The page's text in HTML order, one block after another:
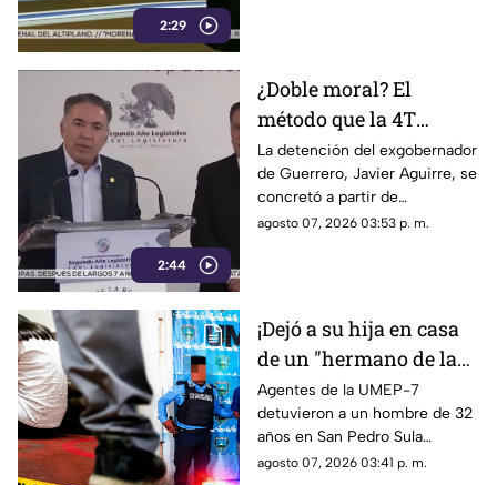
2:29
2:44
¿Doble moral? El
método que la 4T
desacredita para Rocha
Moya y Enrique
Inzunza fue el que
metió a la cárcel a
La detención del exgobernador
de Guerrero, Javier Aguirre, se
concretó a partir de
declaraciones de testigos
agosto 07, 2026 03:53 p. m.
¡Dejó a su hija en casa
de un "hermano de la
iglesia" para jugar con
otros niños y la niña
terminó 4bus4d4
Agentes de la UMEP-7
detuvieron a un hombre de 32
años en San Pedro Sula
acusado de agredir
agosto 07, 2026 03:41 p. m.